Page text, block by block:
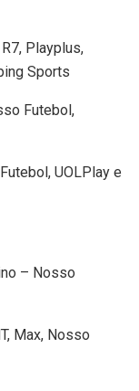
Playplus,
Sports
Futebol,
UOLPlay e
– Nosso
Max, Nosso